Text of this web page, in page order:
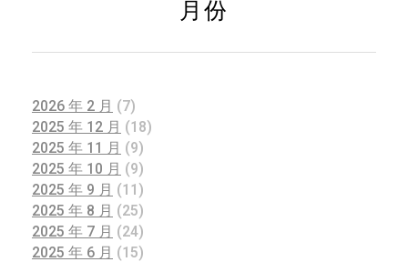
月份
2026 年 2 月 (7)
2025 年 12 月 (18)
2025 年 11 月 (9)
2025 年 10 月 (9)
2025 年 9 月 (11)
2025 年 8 月 (25)
2025 年 7 月 (24)
2025 年 6 月 (15)